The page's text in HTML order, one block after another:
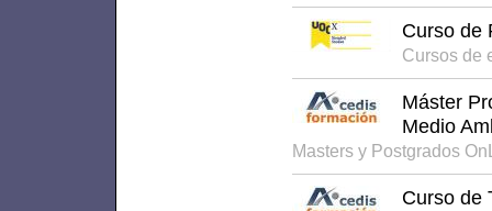
Curso de
Cursos de
Máster
Medio
Masters y Postgrados
Curso de